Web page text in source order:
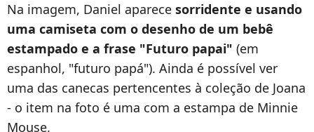
Na imagem, Daniel aparece sorridente e usando
uma camiseta com o desenho de um bebê
estampado e a frase "Futuro papai" (em
espanhol, "futuro papá"). Ainda é possível ver
uma das canecas pertencentes à coleção de Joana
- o item na foto é uma com a estampa de Minnie
Mouse.